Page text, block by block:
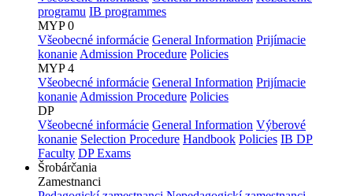
programu IB programmes
MYP 0
Všeobecné informácie General Information Prijímacie
konanie Admission Procedure Policies
MYP 4
Všeobecné informácie General Information Prijímacie
konanie Admission Procedure Policies
DP
Všeobecné informácie General Information Výberové
konanie Selection Procedure Handbook Policies IB DP
Faculty DP Exams
Šrobárčania
Zamestnanci